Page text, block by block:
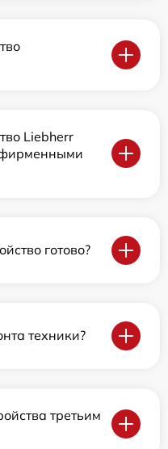
Liebherr
фирменными
готово?
техники?
третьим